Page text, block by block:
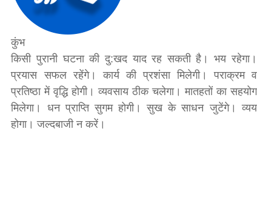
कुंभ
किसी पुरानी घटना की दु:खद याद रह सकती है। भय रहेगा।
प्रयास सफल रहेंगे। कार्य की प्रशंसा मिलेगी। पराक्रम व
प्रतिष्ठा में वृद्धि होगी। व्यवसाय ठीक चलेगा। मातहतों का सहयोग
मिलेगा। धन प्राप्ति सुगम होगी। सुख के साधन जुटेंगे। व्यय
होगा। जल्दबाजी न करें।